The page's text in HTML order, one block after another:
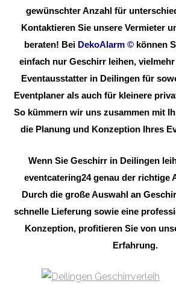
gewünschter Anzahl für
Kontaktieren Sie unsere Vermieter
beraten! Bei DekoAlarm © können
einfach nur Geschirr leihen,
Eventausstatter in Deilingen für
Eventplaner als auch für kleinere
So kümmern wir uns zusammen mit
die Planung und Konzeption Ihres
Wenn Sie Geschirr in Deilingen
eventcatering24 genau der richtige
Durch die große Auswahl an
schnelle Lieferung sowie eine
Konzeption, profitieren Sie von
Erfahrung.